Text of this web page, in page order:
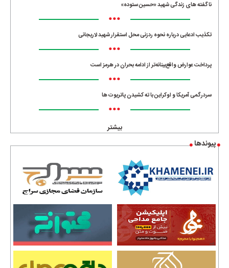
ناگفته های زندگی شهید «حسین ستوده»
•••
تکذیب ادعایی درباره نحوه ردزنی محل استقرار شهید لاریجانی
•••
پرداخت عوارض واقع‌بینانه‌تر از ادامه بحران در هرمز است
•••
سردرگمی آمریکا و اوکراین با ته کشیدن پاتریوت ها
•••
بیشتر
پیوندها